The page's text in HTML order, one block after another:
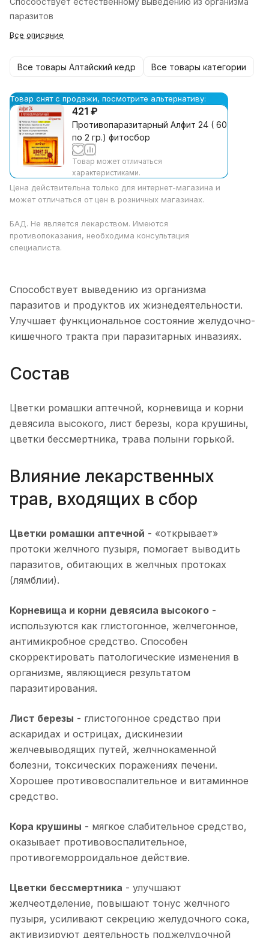
паразитов
Все описание
Все товары Алтайский кедр Все товары категории
Товар снят с продажи, посмотрите альтернативу:
421 ₽
Противопаразитарный Алфит 24 ( 60
по 2 гр.) фитосбор
Товар может отличаться
характеристиками.
Цена действительна только для интернет-магазина и
может отличаться от цен в розничных магазинах.
БАД. Не является лекарством. Имеются
противопоказания, необходима консультация
специалиста.
Способствует выведению из организма
паразитов и продуктов их жизнедеятельности.
Улучшает функциональное состояние желудочно-
кишечного тракта при паразитарных инвазиях.
Состав
Цветки ромашки аптечной, корневища и корни
девясила высокого, лист березы, кора крушины,
цветки бессмертника, трава полыни горькой.
Влияние лекарственных
трав, входящих в сбор
Цветки ромашки аптечной - «открывает»
протоки желчного пузыря, помогает выводить
паразитов, обитающих в желчных протоках
(лямблии).
Корневища и корни девясила высокого -
используются как глистогонное, желчегонное,
антимикробное средство. Способен
скорректировать патологические изменения в
организме, являющиеся результатом
паразитирования.
Лист березы - глистогонное средство при
аскаридах и острицах, дискинезии
желчевыводящих путей, желчнокаменной
болезни, токсических поражениях печени.
Хорошее противовоспалительное и витаминное
средство.
Кора крушины - мягкое слабительное средство,
оказывает противовоспалительное,
противогеморроидальное действие.
Цветки бессмертника - улучшают
желчеотделение, повышают тонус желчного
пузыря, усиливают секрецию желудочного сока,
активизируют деятельность поджелудочной